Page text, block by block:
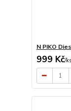
N PIKO
999 Kč/ks